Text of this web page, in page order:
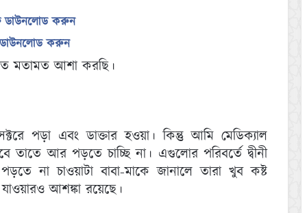
ডাউনলোড করুন
ডাউনলোড করুন
মতামত আশা করছি।
পড়া এবং ডাক্তার হ‌ওয়া। কিন্তু আমি মেডিক্যাল
তাতে আর পড়তে চাচ্ছি না। এগুলোর পরিবর্তে দ্বীনী
না চাওয়াটা বাবা-মাকে জানালে তারা খুব কষ্ট
আশঙ্কা রয়েছে।